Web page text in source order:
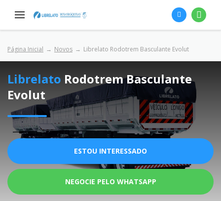
Página Inicial Novos Librelato Rodotrem Basculante Evolut
Librelato Rodotrem Basculante
Evolut
ESTOU INTERESSADO
NEGOCIE PELO WHATSAPP